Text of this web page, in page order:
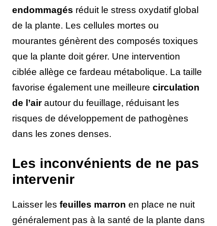
endommagés réduit le stress oxydatif global
de la plante. Les cellules mortes ou
mourantes génèrent des composés toxiques
que la plante doit gérer. Une intervention
ciblée allège ce fardeau métabolique. La taille
favorise également une meilleure circulation
de l’airautour du feuillage, réduisant les
risques de développement de pathogènes
dans les zones denses.
Les inconvénients de ne pas
intervenir
Laisser les feuilles marron en place ne nuit
généralement pas à la santé de la plante dans